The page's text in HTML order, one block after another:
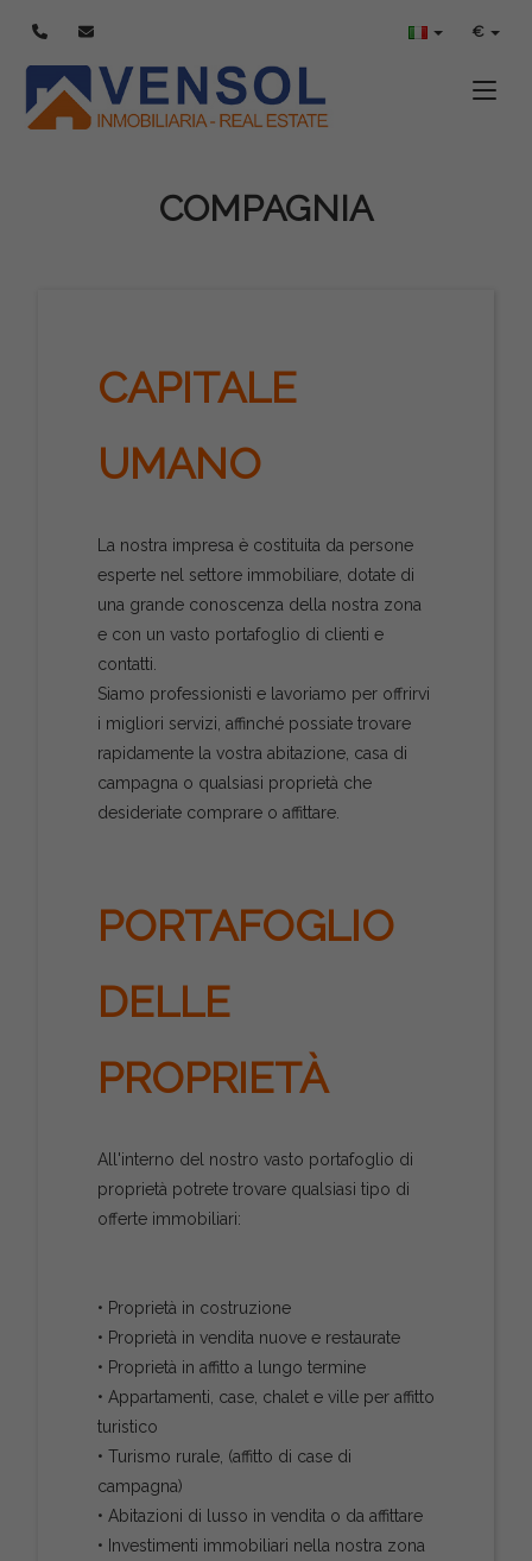
€
COMPAGNIA
CAPITALE
UMANO
La nostra impresa è costituita da persone
esperte nel settore immobiliare, dotate di
una grande conoscenza della nostra zona
e con un vasto portafoglio di clienti e
contatti.
Siamo professionisti e lavoriamo per offrirvi
i migliori servizi, affinché possiate trovare
rapidamente la vostra abitazione, casa di
campagna o qualsiasi proprietà che
desideriate comprare o affittare.
PORTAFOGLIO
DELLE
PROPRIETÀ
All'interno del nostro vasto portafoglio di
proprietà potrete trovare qualsiasi tipo di
offerte immobiliari:
• Proprietà in costruzione
• Proprietà in vendita nuove e restaurate
• Proprietà in affitto a lungo termine
• Appartamenti, case, chalet e ville per affitto
turistico
• Turismo rurale, (affitto di case di
campagna)
• Abitazioni di lusso in vendita o da affittare
• Investimenti immobiliari nella nostra zona